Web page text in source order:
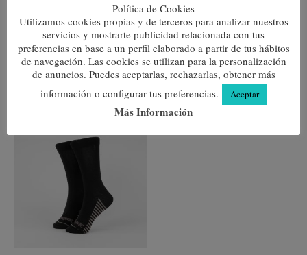
7,80€
Seleccionar opciones
Este
producto
tiene
múltiples
variantes.
Las
opciones
se
pueden
elegir
la
Blues
7,80€
Seleccionar opciones Las
la
Este
producto
Política de Cookies
Utilizamos cookies propias y de terceros para analizar nuestros
servicios y mostrarte publicidad relacionada con tus
preferencias en base a un perfil elaborado a partir de tus hábitos
de navegación. Las cookies se utilizan para la personalización
de anuncios. Puedes aceptarlas, rechazarlas, obtener más
información o configurar tus preferencias.
Aceptar
Más Información